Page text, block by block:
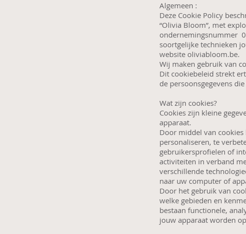
Algemeen :
Deze Cookie Policy
“Olivia Bloom”, met
ondernemingsnummer
soortgelijke technieken
website oliviabloom.be.
Wij maken gebruik van
Dit cookiebeleid strekt
de persoonsgegevens
Wat zijn cookies?
Cookies zijn kleine
apparaat.
Door middel van
personaliseren, te
gebruikersprofielen of
activiteiten in verband
verschillende
naar uw computer of
Door het gebruik van
welke gebieden en
bestaan functionele,
jouw apparaat worden